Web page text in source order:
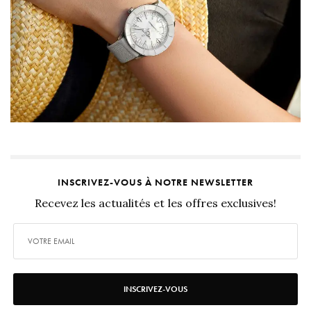
INSCRIVEZ-VOUS À NOTRE NEWSLETTER
Recevez les actualités et les offres exclusives!
INSCRIVEZ-VOUS